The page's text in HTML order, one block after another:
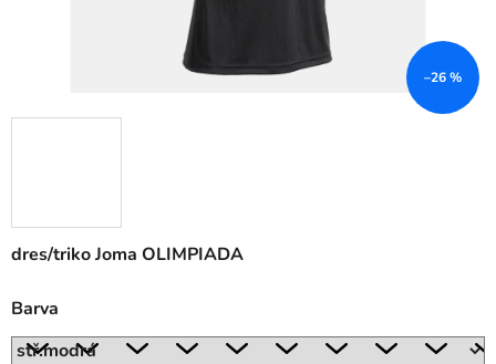
dres/triko Joma OLIMPIADA
Barva
–26 %